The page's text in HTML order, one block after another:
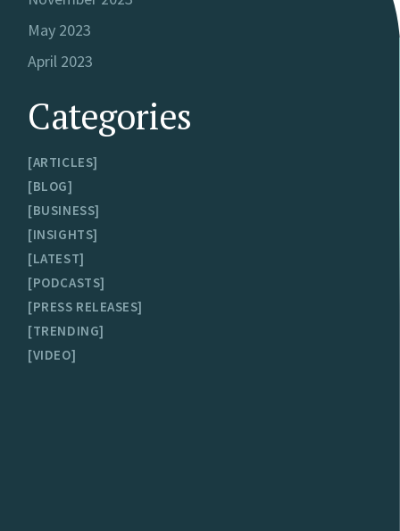
May 2023
April 2023
Categories
ARTICLES
BLOG
BUSINESS
INSIGHTS
LATEST
PODCASTS
PRESS RELEASES
TRENDING
VIDEO